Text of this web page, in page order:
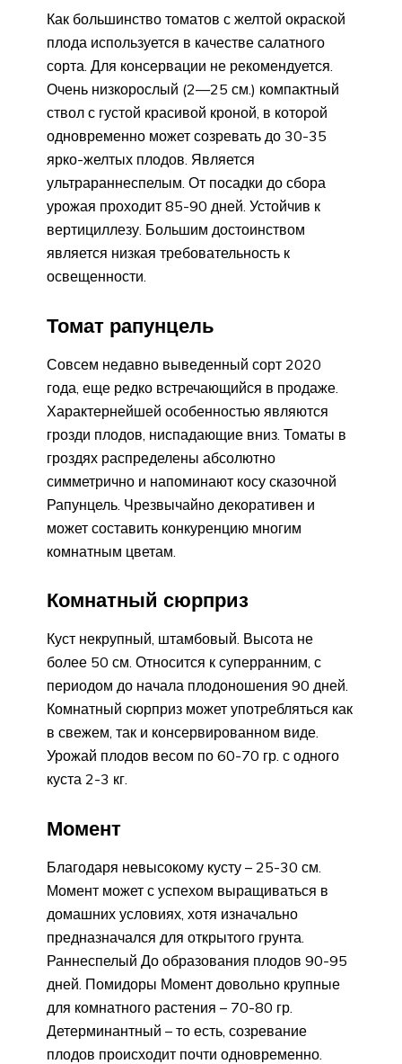
Как большинство томатов с желтой окраской
плода используется в качестве салатного
сорта. Для консервации не рекомендуется.
Очень низкорослый (2—25 см.) компактный
ствол с густой красивой кроной, в которой
одновременно может созревать до 30-35
ярко-желтых плодов. Является
ультрараннеспелым. От посадки до сбора
урожая проходит 85-90 дней. Устойчив к
вертициллезу. Большим достоинством
является низкая требовательность к
освещенности.
Томат рапунцель
Совсем недавно выведенный сорт 2020
года, еще редко встречающийся в продаже.
Характернейшей особенностью являются
грозди плодов, ниспадающие вниз. Томаты в
гроздях распределены абсолютно
симметрично и напоминают косу сказочной
Рапунцель. Чрезвычайно декоративен и
может составить конкуренцию многим
комнатным цветам.
Комнатный сюрприз
Куст некрупный, штамбовый. Высота не
более 50 см. Относится к суперранним, с
периодом до начала плодоношения 90 дней.
Комнатный сюрприз может употребляться как
в свежем, так и консервированном виде.
Урожай плодов весом по 60-70 гр. с одного
куста 2-3 кг.
Момент
Благодаря невысокому кусту – 25-30 см.
Момент может с успехом выращиваться в
домашних условиях, хотя изначально
предназначался для открытого грунта.
Раннеспелый До образования плодов 90-95
дней. Помидоры Момент довольно крупные
для комнатного растения – 70-80 гр.
Детерминантный – то есть, созревание
плодов происходит почти одновременно.